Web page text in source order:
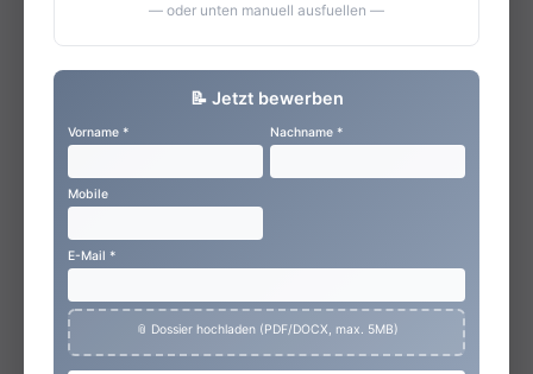
— oder unten manuell ausfuellen —
📝 Jetzt bewerben
Vorname * Nachname *
Mobile
E-Mail *
📎 Dossier hochladen (PDF/DOCX, max. 5MB)